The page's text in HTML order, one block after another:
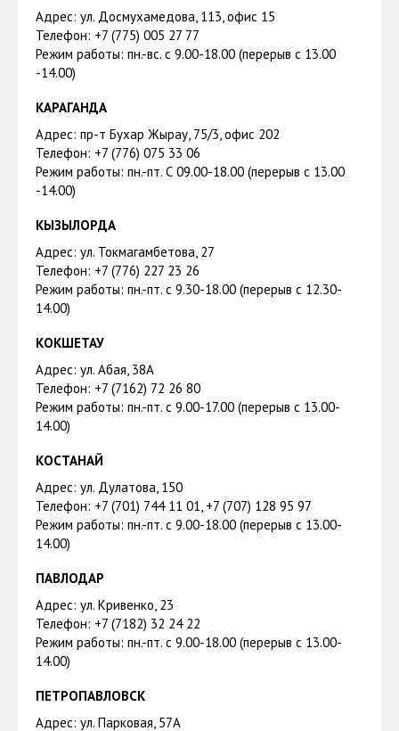
Адрес: ул. Досмухамедова, 113, офис 15
Телефон: +7 (775) 005 27 77
Режим работы: пн.-вс. с 9.00-18.00 (перерыв с 13.00
-14.00)
КАРАГАНДА
Адрес: пр-т Бухар Жырау, 75/3, офис 202
Телефон: +7 (776) 075 33 06
Режим работы: пн.-пт. С 09.00-18.00 (перерыв с 13.00
-14.00)
КЫЗЫЛОРДА
Адрес: ул. Токмагамбетова, 27
Телефон: +7 (776) 227 23 26
Режим работы: пн.-пт. с 9.30-18.00 (перерыв с 12.30-
14.00)
КОКШЕТАУ
Адрес: ул. Абая, 38А
Телефон: +7 (7162) 72 26 80
Режим работы: пн.-пт. с 9.00-17.00 (перерыв с 13.00-
14.00)
КОСТАНАЙ
Адрес: ул. Дулатова, 150
Телефон: +7 (701) 744 11 01, +7 (707) 128 95 97
Режим работы: пн.-пт. с 9.00-18.00 (перерыв с 13.00-
14.00)
ПАВЛОДАР
Адрес: ул. Кривенко, 23
Телефон: +7 (7182) 32 24 22
Режим работы: пн.-пт. с 9.00-18.00 (перерыв с 13.00-
14.00)
ПЕТРОПАВЛОВСК
Адрес: ул. Парковая, 57А